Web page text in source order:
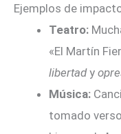
Ejemplos de
Teatro:
«El Martín
libertady
Música:
tomado